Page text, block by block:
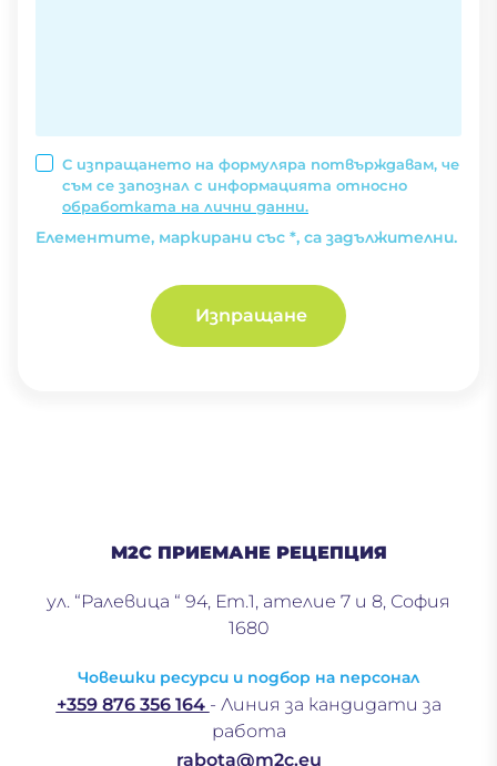
С изпращането на формуляра потвърждавам, че
съм се запознал с информацията относно
обработката на лични данни.
Елементите, маркирани със *, са задължителни.
Изпращане
M2C ПРИЕМАНЕ РЕЦЕПЦИЯ
ул. “Ралевица “ 94, Ет.1, ателие 7 и 8, София
1680
Човешки ресурси и подбор на персонал
+359 876 356 164 - Линия за кандидати за
работа
rabota@m2c.eu